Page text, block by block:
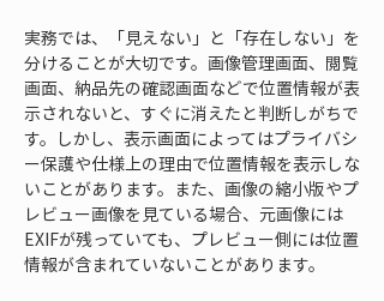
実務では、「見えない」と「存在しない」を
分けることが大切です。画像管理画面、閲覧
画面、納品先の確認画面などで位置情報が表
示されないと、すぐに消えたと判断しがちで
す。しかし、表示画面によってはプライバシ
ー保護や仕様上の理由で位置情報を表示しな
いことがあります。また、画像の縮小版やプ
レビュー画像を見ている場合、元画像には
EXIFが残っていても、プレビュー側には位置
情報が含まれていないことがあります。